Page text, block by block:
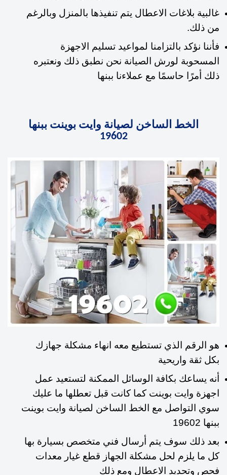
غالبية بلاغات الاعطال يتم تنفيذها بالمنزل وبالرغم
من ذلك.
فأننا نؤكد بالتزامنا لمواعيد تسليم الاجهزة
المسحوبة لورش الصيانة نحن نطبق ذلك ونعتبره
ذلك أمرًا حاسمًا مع عملاءنا ببنها
الخط الساخن لصيانة وايت بوينت ببنها
19602
هو الرقم الذي تستطيع معه انهاء مشكلة جهازك
بكل ثقة واريحية
أنه يساعك بكافة الوسائل الممكنة لتستعيد عمل
اجهزة وايت بوينت كما كانت قبل تعطلها ما عليك
سوي التواصل مع الخط الساخن لصيانة وايت بوينت
ببنها 19602
بعد ذلك سوف يتم أرسال فني متخصص بسيارة بها
كل ما يلزم لحل مشكلة الجهاز قطع غيار معدات
فحص وتحديد الاعطال ومع ذلك